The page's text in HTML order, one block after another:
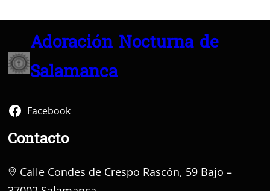
Adoración Nocturna de
Salamanca
Facebook
Contacto
Calle Condes de Crespo Rascón, 59 Bajo –